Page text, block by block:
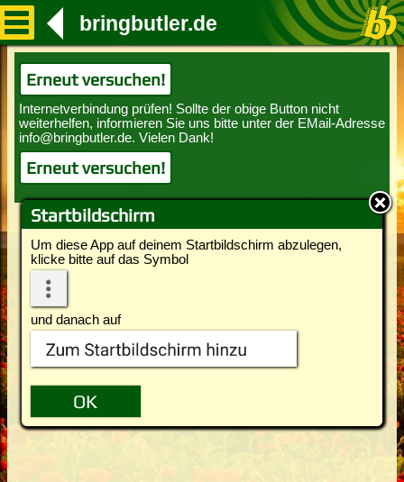
Startbildschirm
Um diese App auf deinem Startbildschirm abzulegen,
klicke bitte auf das Symbol
und danach auf
bringbutler.de
Erneut versuchen!
Erneut versuchen!